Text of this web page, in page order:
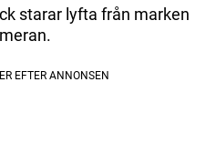
starar lyfta från marken